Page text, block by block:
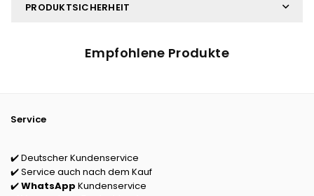
PRODUKTSICHERHEIT
Empfohlene Produkte
Service
✔️ Deutscher Kundenservice
✔️ Service auch nach dem Kauf
✔️WhatsApp Kundenservice